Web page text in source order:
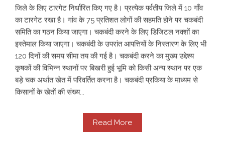
जिले के लिए टारगेट निर्धारित किए गए है। प्रत्येक पर्वतीय जिले में 10 गाँव
का टारगेट रखा है। गांव के 75 प्रतिशत लोगों की सहमति होने पर चकबंदी
समिति का गठन किया जाएगा। चकबंदी करने के लिए डिजिटल नक्शों का
इस्तेमाल किया जाएगा। चकबंदी के उपरांत आपत्तियों के निस्तारण के लिए भी
120 दिनों की समय सीमा तय की गई है। चकबंदी करने का मुख्य उद्देश्य
कृषकों की विभिन्न स्थानों पर बिखरी हुई भूमि को किसी अन्य स्थान पर एक
बड़े चक अर्थात खेत में परिवर्तित करना है। चकबंदी प्रकिया के माध्यम से
किसानों के खेतों की संख्य...
Read More